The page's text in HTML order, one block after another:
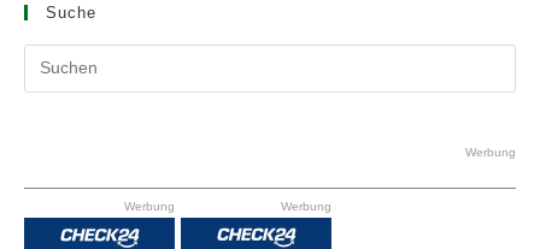
Suche
the
Werbung
Werbung Werbung